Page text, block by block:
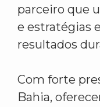
parceiro que
e estratégias
resultados
Com forte
Bahia,